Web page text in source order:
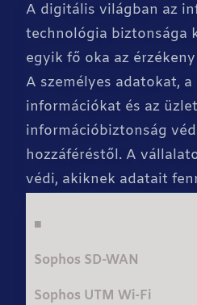
A digitális világban az
technológia biztonsága
egyik fő oka az
A személyes adatokat,
információkat és az
információbiztonság
hozzáféréstől. A
védi, akiknek adatait
■
Sophos SD-WAN
Sophos UTM Wi-Fi